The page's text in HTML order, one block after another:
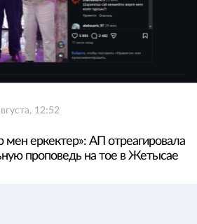
12:52
мен еркектер»: АП отреагировала
проповедь на тое в Жетысае